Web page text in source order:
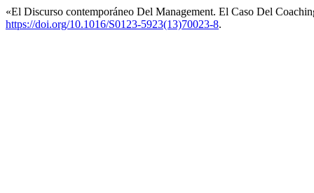
«El Discurso contemporáneo Del Management. El Caso Del
https://doi.org/10.1016/S0123-5923(13)70023-8.